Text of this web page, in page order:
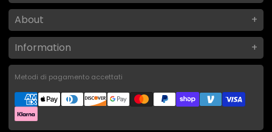
About
Information
Metodi di pagamento accettati